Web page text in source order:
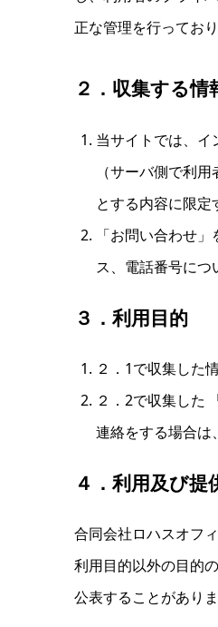
正な管理を行っており
２．収集する情
当サイトでは、
（サーバ側で利
とする内容に限定
「お問い合わせ
ス、電話番号につ
３．利用目的
２．1で収集した
２．2で収集した
連絡をする場合は
４．利用及び提
合同会社ロハスオフ
利用目的以外の目的
公表することがあり